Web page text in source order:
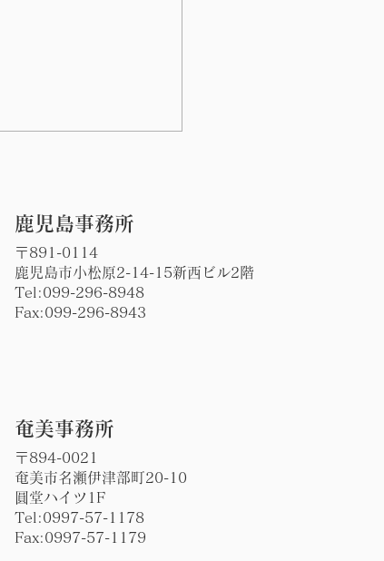
​鹿児島事務所
〒891-0114
鹿児島市小松原2-14-15新西ビル2階
Tel:099-296-8948
Fax:099-296-8943
​奄美事務所
〒894-0021
奄美市名瀬伊津部町20-10
圓堂ハイツ1F
Tel:0997-57-1178
Fax:0997-57-1179